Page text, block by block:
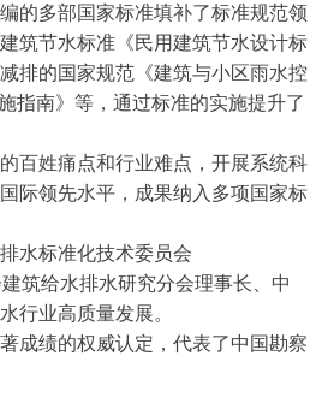
的多部国家标准填补了标准规范领
筑节水标准《民用建筑节水设计标
排的国家规范《建筑与小区雨水控
指南》等，通过标准的实施提升了
百姓痛点和行业难点，开展系统科
际领先水平，成果纳入多项国家标
水标准化技术委员会
筑给水排水研究分会理事长、中
行业高质量发展。
成绩的权威认定，代表了中国勘察